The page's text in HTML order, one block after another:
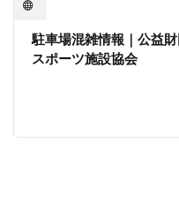
駐車場混雑情報｜公益
スポーツ施設協会